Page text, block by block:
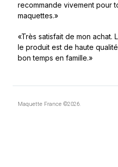
recommande vivement pour
maquettes.»
«Très satisfait de mon achat.
le produit est de haute
bon temps en famille.»
Maquette France ©2026.